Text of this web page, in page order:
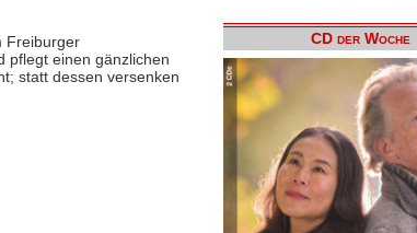
Freiburger
pflegt einen gänzlichen
statt dessen versenken
CD der Woche